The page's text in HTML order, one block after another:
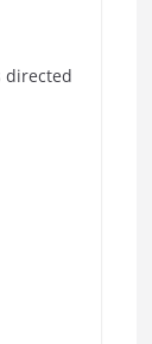
directed